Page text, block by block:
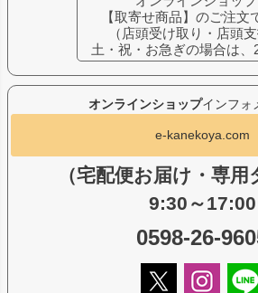
オンラインショップインフォ
e-kanekoya.com
（宅配便お届け・専用
9:30～17:00
0598-26-
【取寄せ商品】のご注文
（店頭受け取り・店頭支
土・祝・お急ぎの場合は、